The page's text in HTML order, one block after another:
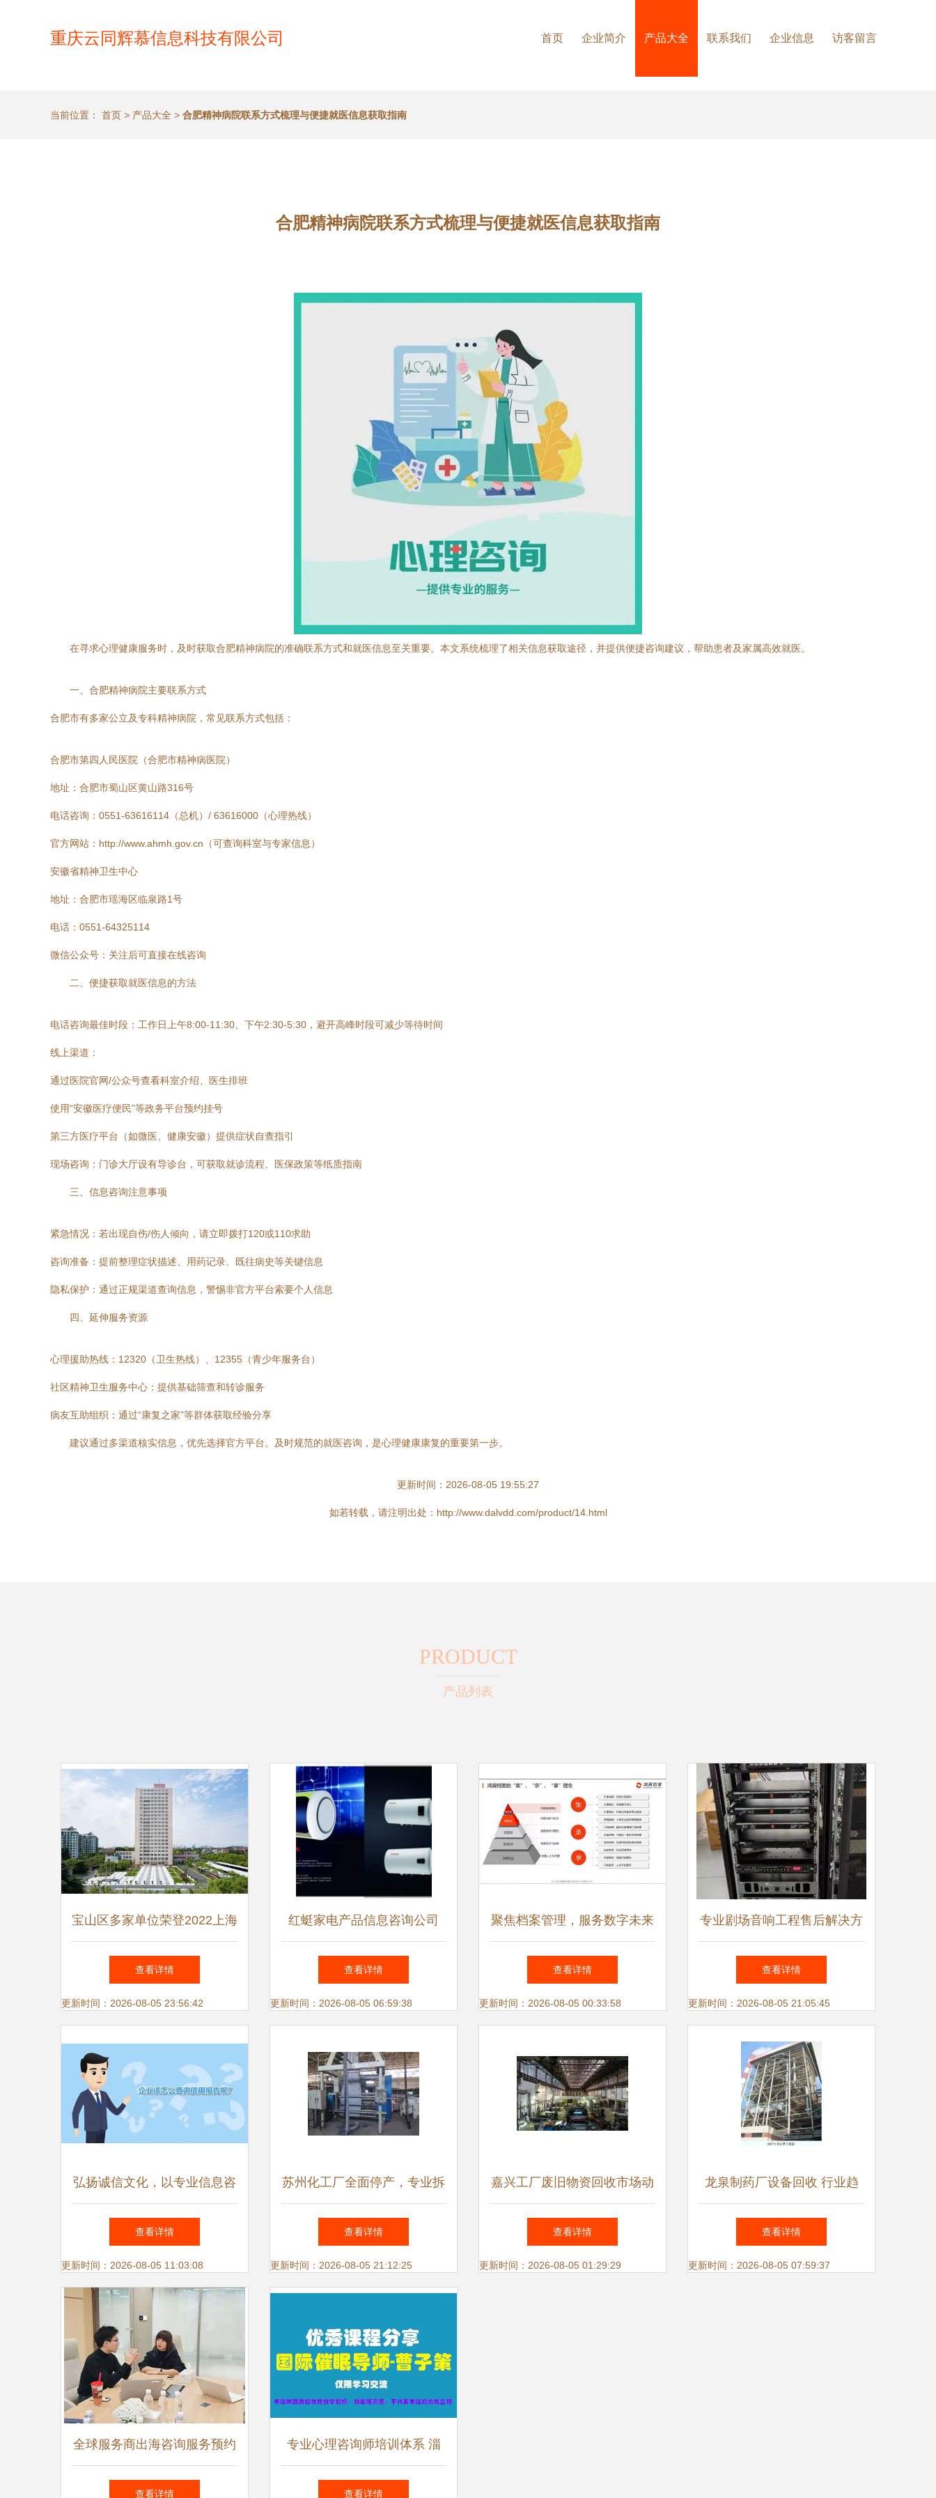
重庆云同辉慕信息科技有限公司 首页 企业简介 产品大全 联系我们 企业信息 访客留言
当前位置： 首页 > 产品大全 > 合肥精神病院联系方式梳理与便捷就医信息获取指南
合肥精神病院联系方式梳理与便捷就医信息获取指南
在寻求心理健康服务时，及时获取合肥精神病院的准确联系方式和就医信息至关重要。本文系统梳理了相关信息获取途径，并提供便捷咨询建议，帮助患者及家属高效就医。
一、合肥精神病院主要联系方式
合肥市有多家公立及专科精神病院，常见联系方式包括：
合肥市第四人民医院（合肥市精神病医院）
地址：合肥市蜀山区黄山路316号
电话咨询：0551-63616114（总机）/ 63616000（心理热线）
官方网站：http://www.ahmh.gov.cn（可查询科室与专家信息）
安徽省精神卫生中心
地址：合肥市瑶海区临泉路1号
电话：0551-64325114
微信公众号：关注后可直接在线咨询
二、便捷获取就医信息的方法
电话咨询最佳时段：工作日上午8:00-11:30、下午2:30-5:30，避开高峰时段可减少等待时间
线上渠道：
通过医院官网/公众号查看科室介绍、医生排班
使用“安徽医疗便民”等政务平台预约挂号
第三方医疗平台（如微医、健康安徽）提供症状自查指引
现场咨询：门诊大厅设有导诊台，可获取就诊流程、医保政策等纸质指南
三、信息咨询注意事项
紧急情况：若出现自伤/伤人倾向，请立即拨打120或110求助
咨询准备：提前整理症状描述、用药记录、既往病史等关键信息
隐私保护：通过正规渠道查询信息，警惕非官方平台索要个人信息
四、延伸服务资源
心理援助热线：12320（卫生热线）、12355（青少年服务台）
社区精神卫生服务中心：提供基础筛查和转诊服务
病友互助组织：通过“康复之家”等群体获取经验分享
建议通过多渠道核实信息，优先选择官方平台。及时规范的就医咨询，是心理健康康复的重要第一步。
更新时间：2026-08-05 19:55:27
如若转载，请注明出处：http://www.dalvdd.com/product/14.html
PRODUCT
产品列表
宝山区多家单位荣登2022上海
硬核科技企业榜单，彰显区域
创新实力
查看详情
更新时间：2026-08-05 23:56:42
红蜓家电产品信息咨询公司
专注吸油烟机与热水器领域的
信息咨询专家
查看详情
更新时间：2026-08-05 06:59:38
聚焦档案管理，服务数字未来
鸿翼档案全产业链产品与服务
发布会圆满举行
查看详情
更新时间：2026-08-05 00:33:58
专业剧场音响工程售后解决方
案——山西中智音响服务详解
查看详情
更新时间：2026-08-05 21:05:45
弘扬诚信文化，以专业信息咨
询服务推进社会诚信体系建设
查看详情
更新时间：2026-08-05 11:03:08
苏州化工厂全面停产，专业拆
除与设备回收助力产业升级
查看详情
更新时间：2026-08-05 21:12:25
嘉兴工厂废旧物资回收市场动
态分析与信息咨询服务价值
查看详情
更新时间：2026-08-05 01:29:29
龙泉制药厂设备回收 行业趋
势、价值评估与专业服务指南
查看详情
更新时间：2026-08-05 07:59:37
全球服务商出海咨询服务预约
通道正式开启 一站式解决方
查看详情
专业心理咨询师培训体系 淄
博至晋中智恩诚仁教育的专业
查看详情